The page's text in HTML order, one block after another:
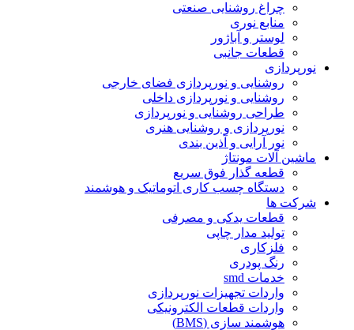
چراغ روشنایی صنعتی
منابع نوری
لوستر و آباژور
قطعات جانبی
نورپردازی
روشنایی و نورپردازی فضای خارجی
روشنایی و نورپردازی داخلی
طراحی روشنایی و نورپردازی
نورپردازی و روشنایی هنری
نور آرایی و آذین بندی
ماشین آلات مونتاژ
قطعه گذار فوق سریع
دستگاه چسب کاری اتوماتیک و هوشمند
شرکت ها
قطعات یدکی و مصرفی
تولید مدار چاپی
فلزکاری
رنگ پودری
خدمات smd
واردات تجهیزات نورپردازی
واردات قطعات الکترونیکی
هوشمند سازی (BMS)